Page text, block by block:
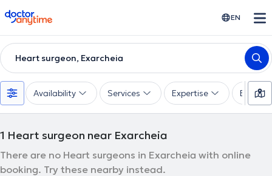
doctoranytime EN
Heart surgeon, Exarcheia
Availability Services Expertise
1 Heart surgeon near Exarcheia
There are no Heart surgeons in Exarcheia with online
booking. Try these nearby instead.